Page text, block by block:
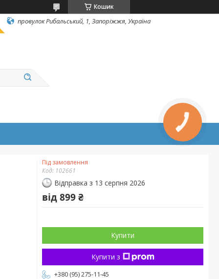
Кошик
провулок Рибальський, 1, Запоріжжя, Україна
Під замовлення
Код: 102661
Відправка з 13 серпня 2026
від899 ₴
Купити
Купити з
+380 (95) 275-11-45